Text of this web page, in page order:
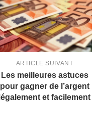
ARTICLE SUIVANT
Les meilleures astuces
pour gagner de l’argent
légalement et facilement